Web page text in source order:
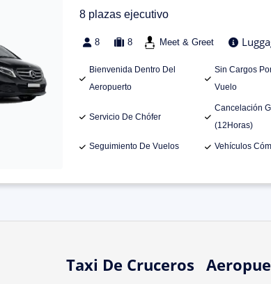
8 plazas ejecutivo
8 8 Meet & Greet
Bienvenida Dentro Del
Aeropuerto
Sin Cargos
Vuelo
Servicio De Chófer
Cancelación
(12Horas)
Seguimiento De Vuelos Vehículos
Taxi De Cruceros